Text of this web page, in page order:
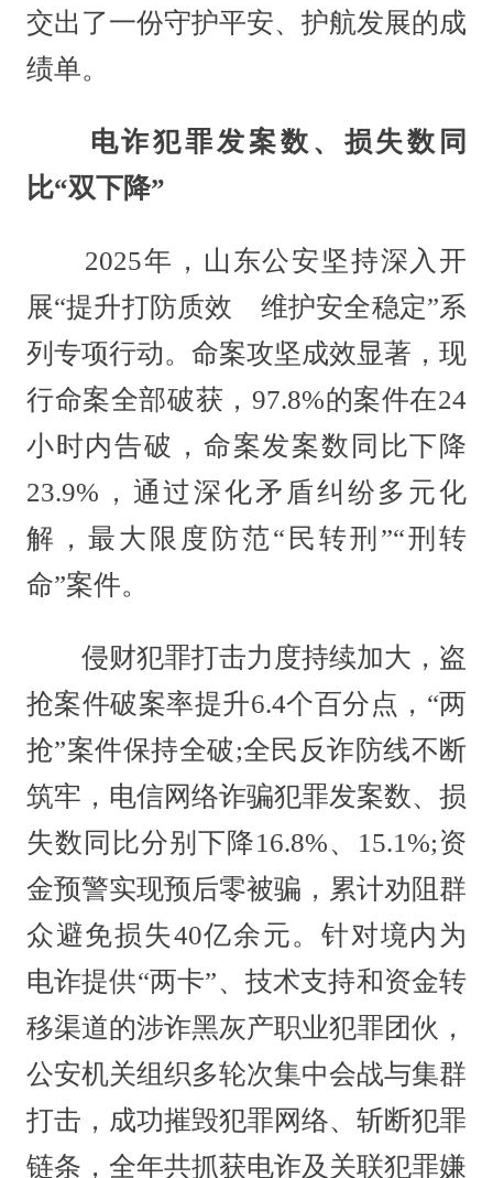
交出了一份守护平安、护航发展的成
绩单。
电诈犯罪发案数、损失数同
比“双下降”
2025年，山东公安坚持深入开
展“提升打防质效 维护安全稳定”系
列专项行动。命案攻坚成效显著，现
行命案全部破获，97.8%的案件在24
小时内告破，命案发案数同比下降
23.9%，通过深化矛盾纠纷多元化
解，最大限度防范“民转刑”“刑转
命”案件。
侵财犯罪打击力度持续加大，盗
抢案件破案率提升6.4个百分点，“两
抢”案件保持全破;全民反诈防线不断
筑牢，电信网络诈骗犯罪发案数、损
失数同比分别下降16.8%、15.1%;资
金预警实现预后零被骗，累计劝阻群
众避免损失40亿余元。针对境内为
电诈提供“两卡”、技术支持和资金转
移渠道的涉诈黑灰产职业犯罪团伙，
公安机关组织多轮次集中会战与集群
打击，成功摧毁犯罪网络、斩断犯罪
链条，全年共抓获电诈及关联犯罪嫌